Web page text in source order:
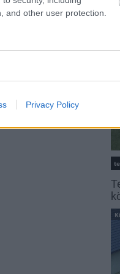
and other user protection.
Privacy Policy